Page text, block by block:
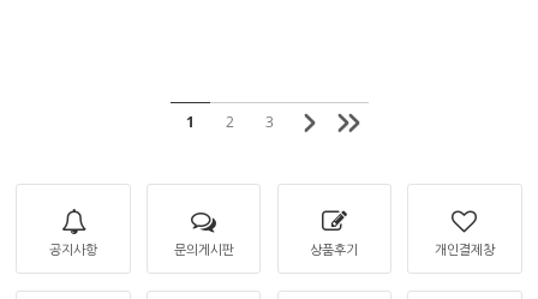
1 2 3
공지사항 문의게시판 상품후기 개인결제창